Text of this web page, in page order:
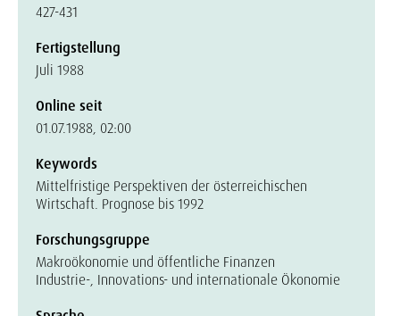
427-431
Fertigstellung
Juli 1988
Online seit
01.07.1988, 02:00
Keywords
Mittelfristige Perspektiven der österreichischen
Wirtschaft. Prognose bis 1992
Forschungsgruppe
Makroökonomie und öffentliche Finanzen
Industrie-, Innovations- und internationale Ökonomie